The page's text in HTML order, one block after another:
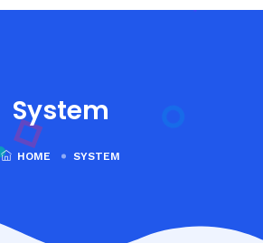
System
HOME SYSTEM